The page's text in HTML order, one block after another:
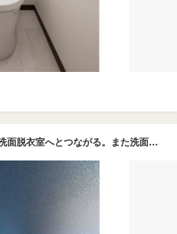
主寝室の奥の扉から、浴室、トイレ、洗面脱衣室へとつながる。また洗面脱衣室からサンルームを抜けるとクローゼットに続くため、効率よく家事を進められる